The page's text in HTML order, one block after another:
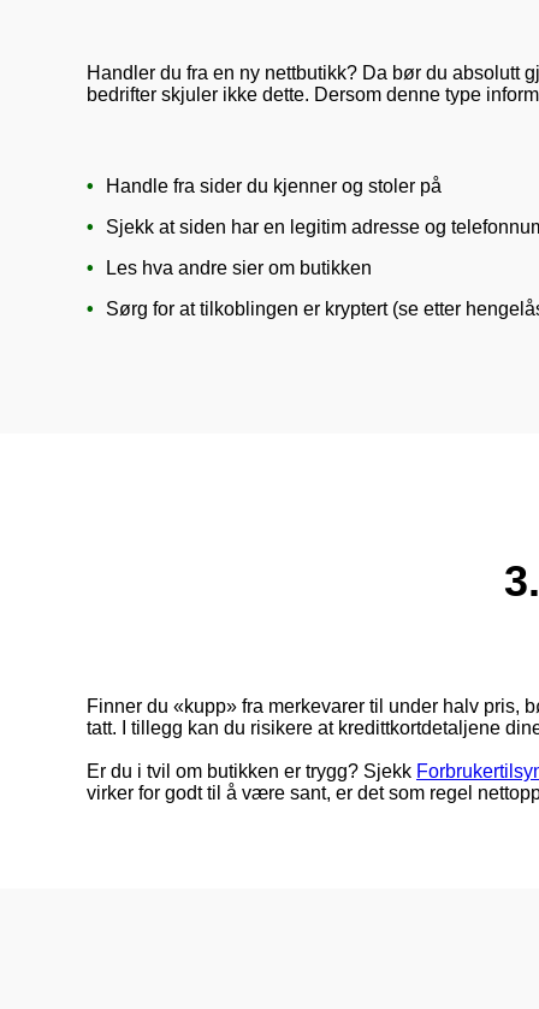
Handler du fra en ny nettbutikk? Da bør du absolutt
bedrifter skjuler ikke dette. Dersom denne type
Handle fra sider du kjenner og stoler på
Sjekk at siden har en legitim adresse og
Les hva andre sier om butikken
Sørg for at tilkoblingen er kryptert (se etter
Finner du «kupp» fra merkevarer til under halv pris,
tatt. I tillegg kan du risikere at kredittkortdetaljene
Er du i tvil om butikken er trygg? Sjekk
virker for godt til å være sant, er det som regel